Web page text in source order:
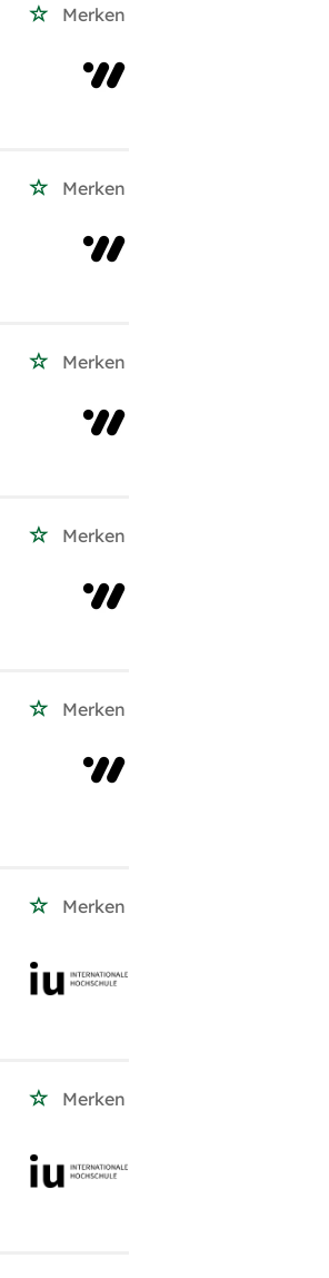
Merken
Merken
Merken
Merken
Merken
Merken
Merken